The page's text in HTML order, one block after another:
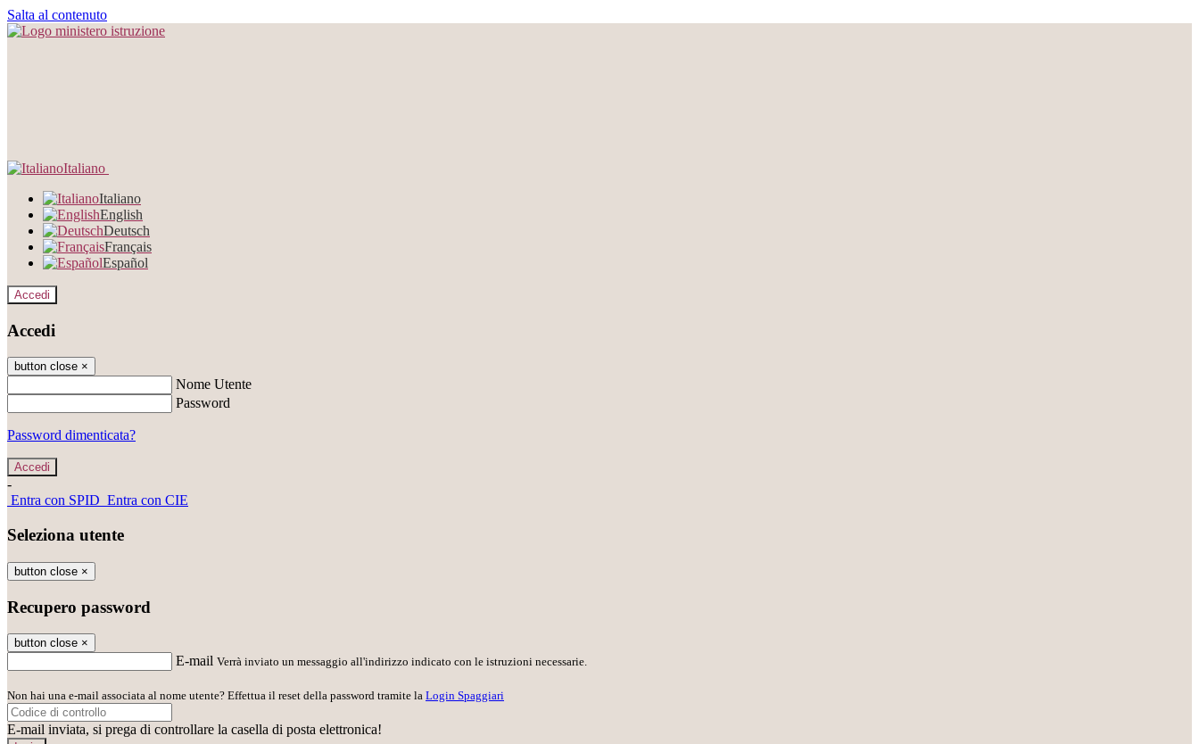
Salta al contenuto
Italiano
Italiano
English
Deutsch
Français
Español
Accedi
Accedi
button close ×
Nome Utente
Password
Password dimenticata?
-
Entra con SPID Entra con CIE
Seleziona utente
button close ×
Recupero password
button close ×
E-mail Verrà inviato un messaggio all'indirizzo indicato con le istruzioni necessarie.
Non hai una e-mail associata al nome utente? Effettua il reset della password tramite la Login Spaggiari
E-mail inviata, si prega di controllare la casella di posta elettronica!